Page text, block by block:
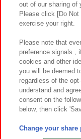
プライバシーポリシ
お取引先さ
カスタマーハラスメン
out of our sharing of
Please click [Do
exercise your right.
Please note that
preference signals ,
cookies and other
you will be deemed
regardless of the
understand and
consent on the
below, then click
Change your share